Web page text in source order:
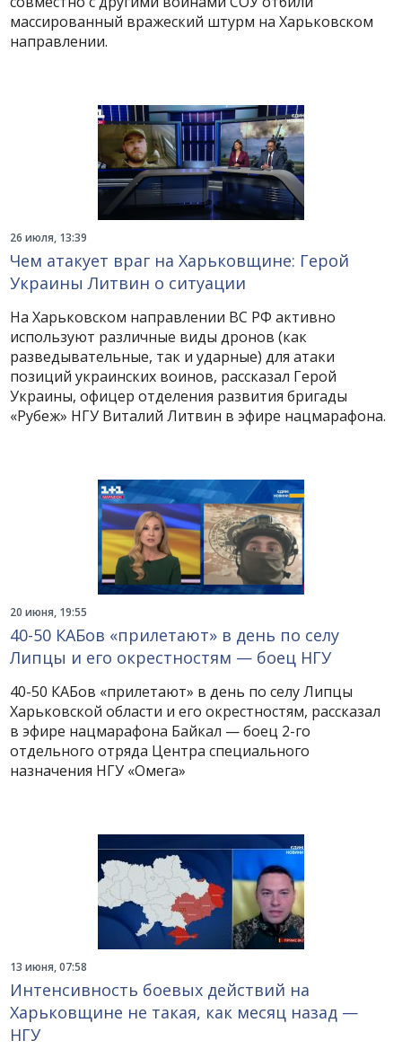
массированный вражеский штурм на Харьковском
направлении.
26 июля, 13:39
Чем атакует враг на Харьковщине: Герой
Украины Литвин о ситуации
На Харьковском направлении ВС РФ активно
используют различные виды дронов (как
разведывательные, так и ударные) для атаки
позиций украинских воинов, рассказал Герой
Украины, офицер отделения развития бригады
«Рубеж» НГУ Виталий Литвин в эфире нацмарафона.
20 июня, 19:55
40-50 КАБов «прилетают» в день по селу
Липцы и его окрестностям — боец НГУ
40-50 КАБов «прилетают» в день по селу Липцы
Харьковской области и его окрестностям, рассказал
в эфире нацмарафона Байкал — боец 2-го
отдельного отряда Центра специального
назначения НГУ «Омега»
13 июня, 07:58
Интенсивность боевых действий на
Харьковщине не такая, как месяц назад —
НГУ